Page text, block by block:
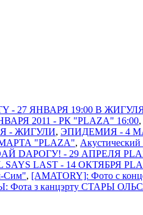
- 27 ЯНВАРЯ 19:00 В
2011 - РК "PLAZA" 16:00,
- ЖИГУЛИ, ЭПИДЕМИЯ - 4
МАРТА "PLAZA",
DАРОГУ! - 29 АПРЕЛЯ
SAYS LAST - 14 ОКТЯБРЯ
Сим", [AMATORY]: Фото с
Фота з канцэрту СТАРЫ